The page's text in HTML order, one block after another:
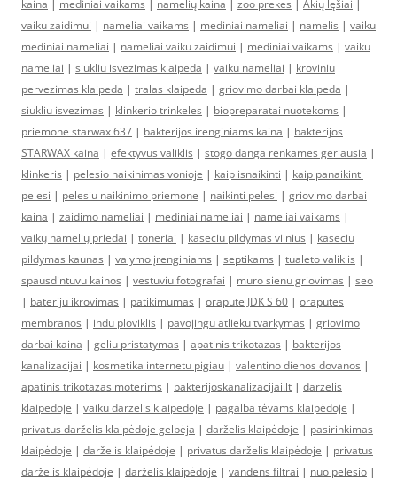
kaina mediniai vaikams namelių kaina zoo prekes Akių lęšiai
vaiku zaidimui | nameliai vaikams | mediniai nameliai | namelis | vaiku
mediniai nameliai | nameliai vaiku zaidimui | mediniai vaikams | vaiku
nameliai | siukliu isvezimas klaipeda | vaiku nameliai | kroviniu
pervezimas klaipeda | tralas klaipeda | griovimo darbai klaipeda |
siukliu isvezimas | klinkerio trinkeles | biopreparatai nuotekoms |
priemone starwax 637 | bakterijos irenginiams kaina | bakterijos
STARWAX kaina | efektyvus valiklis | stogo danga renkames geriausia |
klinkeris | pelesio naikinimas vonioje | kaip isnaikinti | kaip panaikinti
pelesi | pelesiu naikinimo priemone | naikinti pelesi | griovimo darbai
kaina | zaidimo nameliai | mediniai nameliai | nameliai vaikams |
vaikų namelių priedai | toneriai | kaseciu pildymas vilnius | kaseciu
pildymas kaunas | valymo įrenginiams | septikams | tualeto valiklis |
spausdintuvu kainos | vestuviu fotografai | muro sienu griovimas | seo
| bateriju ikrovimas | patikimumas | orapute JDK S 60 | oraputes
membranos | indu ploviklis | pavojingu atlieku tvarkymas | griovimo
darbai kaina | geliu pristatymas | apatinis trikotazas | bakterijos
kanalizacijai | kosmetika internetu pigiau | valentino dienos dovanos |
apatinis trikotazas moterims | bakterijoskanalizacijai.lt | darzelis
klaipedoje | vaiku darzelis klaipedoje | pagalba tėvams klaipėdoje |
privatus darželis klaipėdoje gelbėja | darželis klaipėdoje | pasirinkimas
klaipėdoje | darželis klaipėdoje | privatus darželis klaipėdoje | privatus
darželis klaipėdoje | darželis klaipėdoje | vandens filtrai | nuo pelesio |